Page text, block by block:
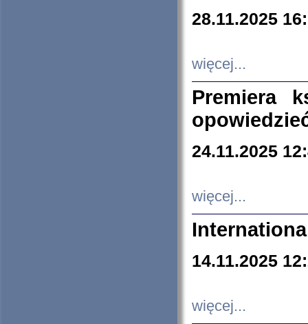
28.11.2025
więcej...
Premiera
24.11.2025
więcej...
14.11.2025
więcej...